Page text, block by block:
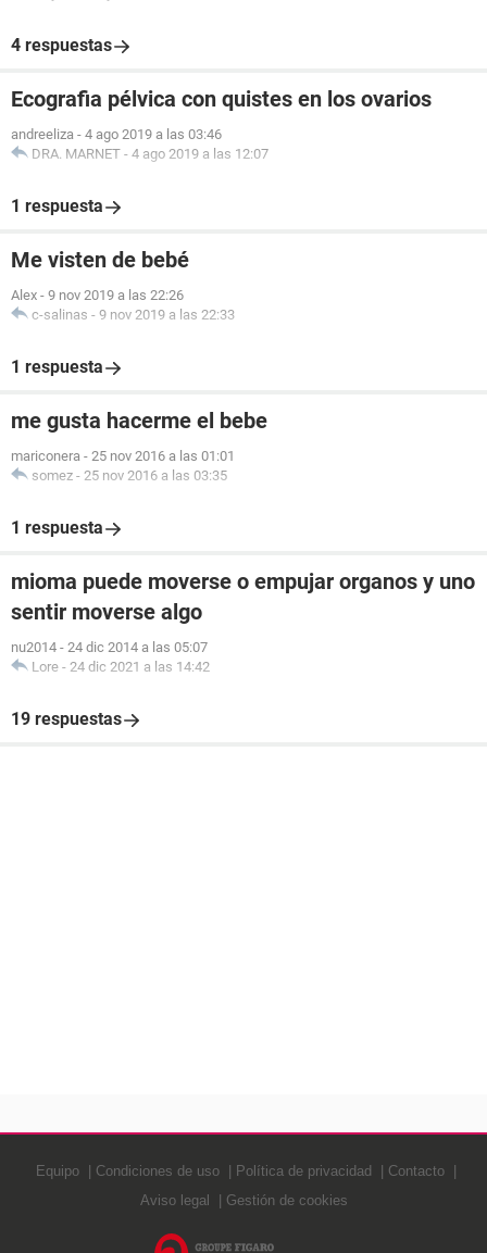
4 respuestas
Ecografia pélvica con quistes en los ovarios
andreeliza - 4 ago 2019 a las 03:46
DRA. MARNET - 4 ago 2019 a las 12:07
1 respuesta
Me visten de bebé
Alex - 9 nov 2019 a las 22:26
c-salinas - 9 nov 2019 a las 22:33
1 respuesta
me gusta hacerme el bebe
mariconera - 25 nov 2016 a las 01:01
somez - 25 nov 2016 a las 03:35
1 respuesta
mioma puede moverse o empujar organos y uno
sentir moverse algo
nu2014 - 24 dic 2014 a las 05:07
Lore - 24 dic 2021 a las 14:42
19 respuestas
Equipo Condiciones de uso Política de privacidad
Contacto
Aviso legal
Gestión de cookies